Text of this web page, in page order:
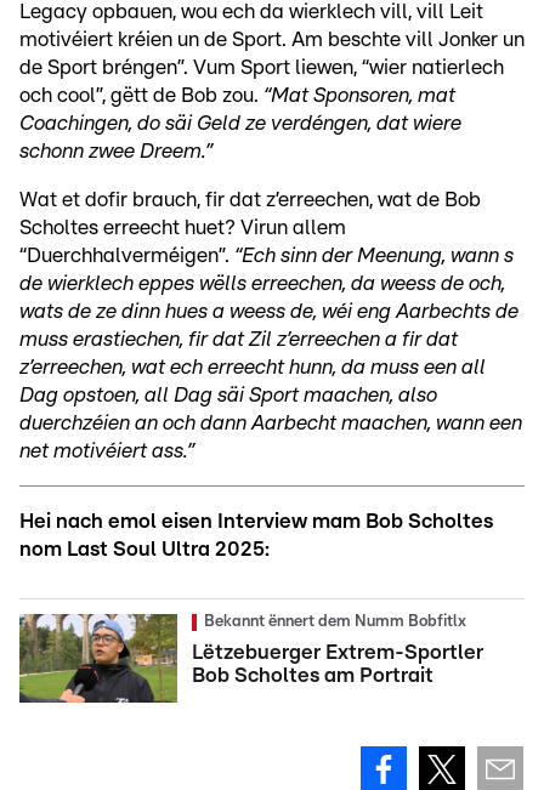
Legacy opbauen, wou ech da wierklech vill, vill Leit
motivéiert kréien un de Sport. Am beschte vill Jonker un
de Sport bréngen”. Vum Sport liewen, “wier natierlech
och cool”, gëtt de Bob zou. “Mat Sponsoren, mat
Coachingen, do säi Geld ze verdéngen, dat wiere
schonn zwee Dreem.”
Wat et dofir brauch, fir dat z’erreechen, wat de Bob
Scholtes erreecht huet? Virun allem
“Duerchhalverméigen”. “Ech sinn der Meenung, wann s
de wierklech eppes wëlls erreechen, da weess de och,
wats de ze dinn hues a weess de, wéi eng Aarbechts de
muss erastiechen, fir dat Zil z’erreechen a fir dat
z’erreechen, wat ech erreecht hunn, da muss een all
Dag opstoen, all Dag säi Sport maachen, also
duerchzéien an och dann Aarbecht maachen, wann een
net motivéiert ass.”
Hei nach emol eisen Interview mam Bob Scholtes
nom Last Soul Ultra 2025:
Bekannt ënnert dem Numm Bobfitlx
Lëtzebuerger Extrem-Sportler
Bob Scholtes am Portrait